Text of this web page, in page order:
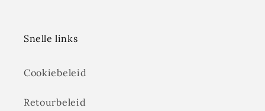
Snelle links
Cookiebeleid
Retourbeleid